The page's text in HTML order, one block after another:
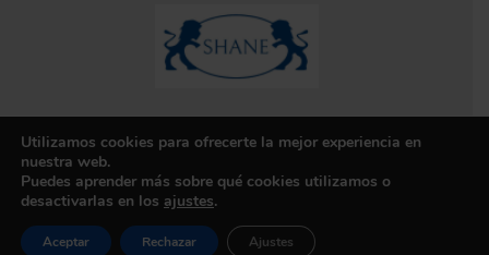
Aviso Legal| Política de Privacidad
Contacto
Copyright © 2026 APYMA PADERBORN
Utilizamos cookies para ofrecerte la mejor experiencia en
nuestra web.
Puedes aprender más sobre qué cookies utilizamos o
desactivarlas en los ajustes.
Aceptar Rechazar Ajustes